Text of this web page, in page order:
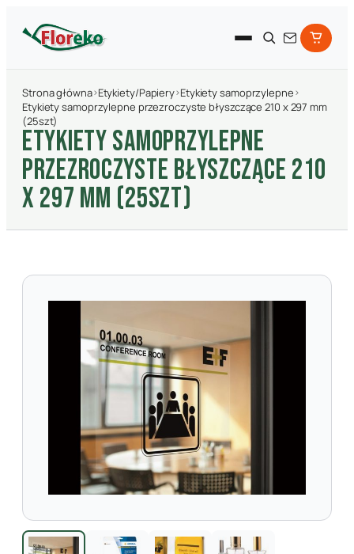
Strona główna›Etykiety/Papiery›Etykiety samoprzylepne›
Etykiety samoprzylepne przezroczyste błyszczące 210 x 297 mm
(25szt)
ETYKIETY SAMOPRZYLEPNE
PRZEZROCZYSTE BłYSZCZąCE 210
X 297 MM (25SZT)